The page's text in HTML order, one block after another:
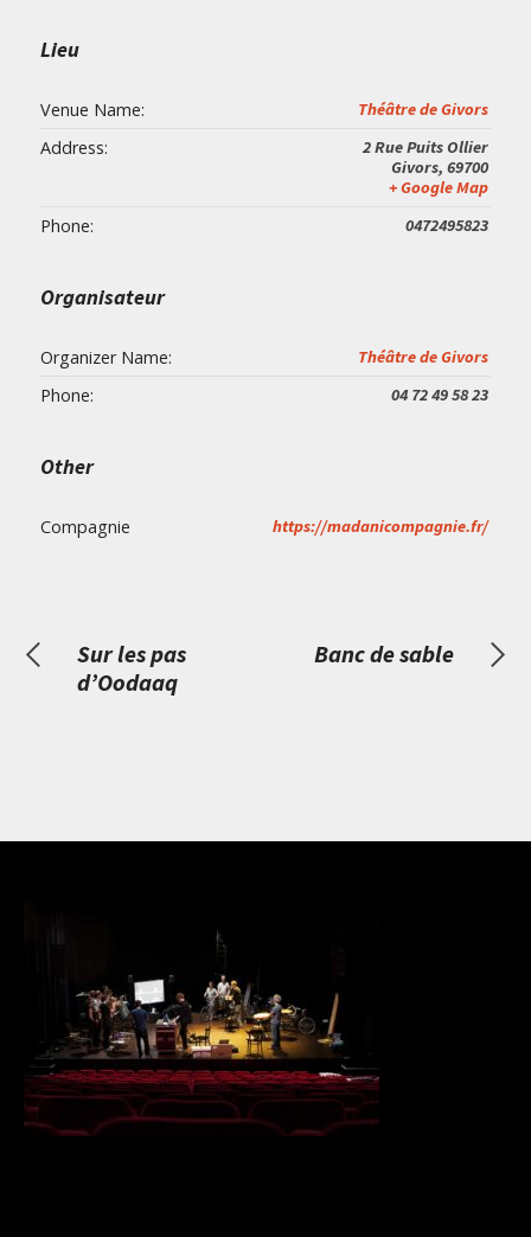
Lieu
Venue Name: Théâtre de Givors
Address:
2 Rue Puits Ollier
Givors, 69700
+ Google Map
Phone: 0472495823
Organisateur
Organizer Name: Théâtre de Givors
Phone: 04 72 49 58 23
Other
Compagnie https://madanicompagnie.fr/
Sur les pas
d’Oodaaq
Banc de sable